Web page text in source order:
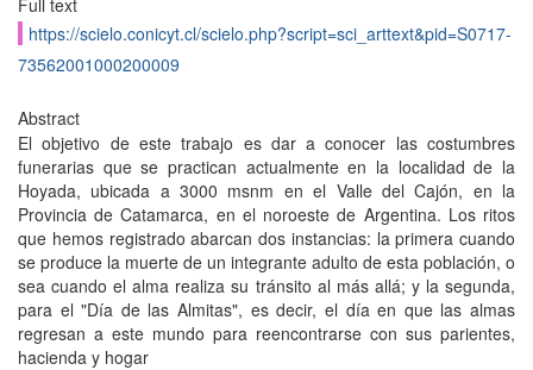
Full text
https://scielo.conicyt.cl/scielo.php?script=sci_arttext&pid=S0717-
73562001000200009
Abstract
El objetivo de este trabajo es dar a conocer las costumbres
funerarias que se practican actualmente en la localidad de la
Hoyada, ubicada a 3000 msnm en el Valle del Cajón, en la
Provincia de Catamarca, en el noroeste de Argentina. Los ritos
que hemos registrado abarcan dos instancias: la primera cuando
se produce la muerte de un integrante adulto de esta población, o
sea cuando el alma realiza su tránsito al más allá; y la segunda,
para el "Día de las Almitas", es decir, el día en que las almas
regresan a este mundo para reencontrarse con sus parientes,
hacienda y hogar